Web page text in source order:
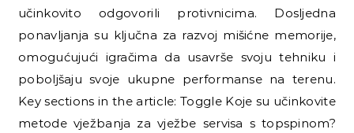
učinkovito odgovorili protivnicima. Dosljedna
ponavljanja su ključna za razvoj mišićne memorije,
omogućujući igračima da usavrše svoju tehniku i
poboljšaju svoje ukupne performanse na terenu.
Key sections in the article: Toggle Koje su učinkovite
metode vježbanja za vježbe servisa s topspinom?